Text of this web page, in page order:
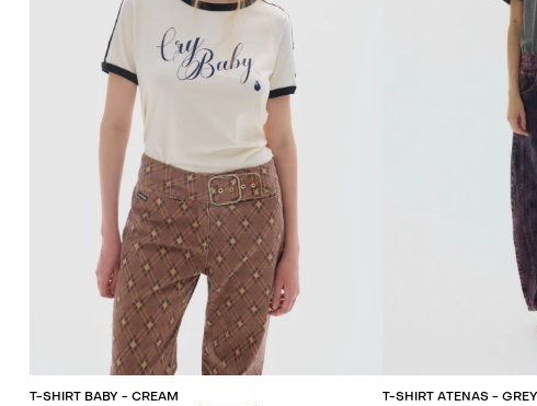
AGREGAR AL CARRITO
T-SHIRT BABY - CREAM T-SHIRT ATENAS - GREY